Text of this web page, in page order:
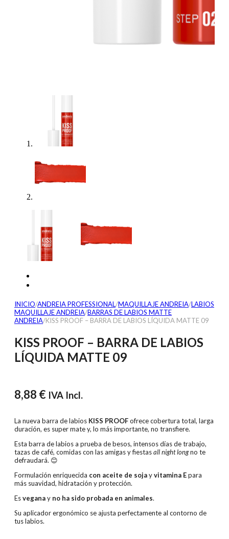
INICIO/ANDREIA PROFESSIONAL/MAQUILLAJE ANDREIA/LABIOS
MAQUILLAJE ANDREIA/BARRAS DE LABIOS MATTE
ANDREIA/KISS PROOF – BARRA DE LABIOS LÍQUIDA MATTE 09
KISS PROOF – BARRA DE LABIOS
LÍQUIDA MATTE 09
8,88 € IVA Incl.
La nueva barra de labios KISS PROOFofrece cobertura total, larga
duración, es super mate y, lo más importante, no transfiere.
Esta barra de labios a prueba de besos, intensos días de trabajo,
tazas de café, comidas con las amigas y fiestasall night longno te
defraudará. 😊
Formulación enriquecida con aceite de sojayvitamina Epara
más suavidad, hidratación y protección.
Esveganay no ha sido probada en animales.
Su aplicador ergonómico se ajusta perfectamente al contorno de
tus labios.